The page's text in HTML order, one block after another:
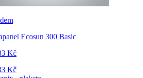
Ecosun 300 Basic
Kč
Kč